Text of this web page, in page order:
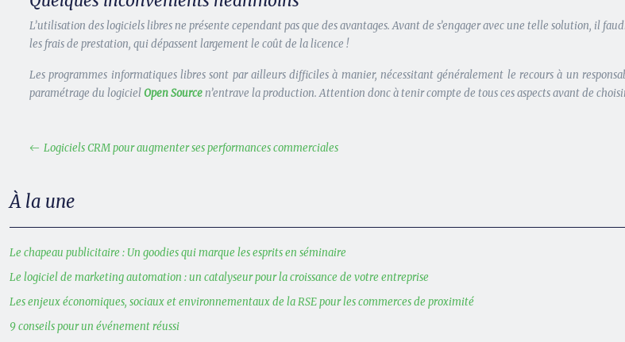
L’utilisation des logiciels libres ne présente cependant pas que des avantages. Avant de s’engager avec une telle solution, il
les frais de prestation, qui dépassent largement le coût de la licence !
Les programmes informatiques libres sont par ailleurs difficiles à manier, nécessitant généralement le recours à un
paramétrage du logicielOpen Sourcen’entrave la production. Attention donc à tenir compte de tous ces aspects avant de
Logiciels CRM pour augmenter ses performances commerciales
À la une
Le chapeau publicitaire : Un goodies qui marque les esprits en séminaire
Le logiciel de marketing automation : un catalyseur pour la croissance de votre entreprise
Les enjeux économiques, sociaux et environnementaux de la RSE pour les commerces de proximité
9 conseils pour un événement réussi